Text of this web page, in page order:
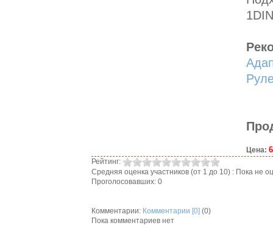
Цена:
Рейтинг:
Средняя оценка участников (от 1 до 10) : Пока не
Проголосовавших: 0
Комментарии: Комментарии [0] (0)
Пока комментариев нет